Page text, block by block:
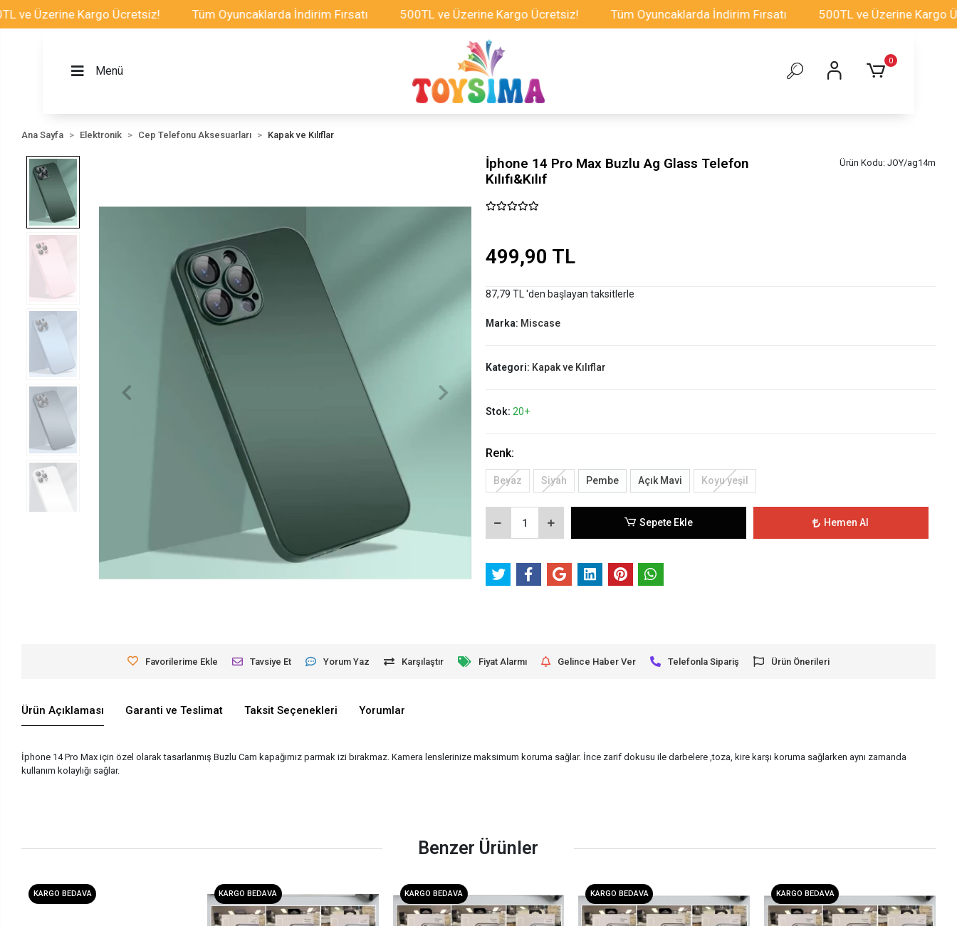
Kargo Ücretsiz! Tüm Oyuncaklarda İndirim Fırsatı 500TL ve Üzerine Kargo Ücretsiz! Tüm Oyuncaklarda İndirim Fırsatı 500TL ve Üzerine Kargo
Menü
0
Ana Sayfa Elektronik Cep Telefonu Aksesuarları Kapak ve Kılıflar
İphone 14 Pro Max Buzlu Ag Glass Telefon
Kılıfı&Kılıf
Ürün Kodu: JOY/ag14m
499,90 TL
87,79 TL 'den başlayan taksitlerle
Marka: Miscase
Kategori: Kapak ve Kılıflar
Stok: 20+
Renk:
Beyaz Siyah Pembe Açık Mavi Koyu yeşil
Sepete Ekle Hemen Al
Favorilerime Ekle Tavsiye Et Yorum Yaz Karşılaştır Fiyat Alarmı Gelince Haber Ver Telefonla Sipariş Ürün Önerileri
Ürün Açıklaması Garanti ve Teslimat Taksit Seçenekleri Yorumlar
İphone 14 Pro Max için özel olarak tasarlanmış Buzlu Cam kapağımız parmak izi bırakmaz. Kamera lenslerinize maksimum koruma sağlar. İnce zarif dokusu ile darbelere ,toza, kire karşı koruma sağlarken aynı zamanda
kullanım kolaylığı sağlar.
Benzer Ürünler
KARGO BEDAVA KARGO BEDAVA KARGO BEDAVA KARGO BEDAVA KARGO BEDAVA